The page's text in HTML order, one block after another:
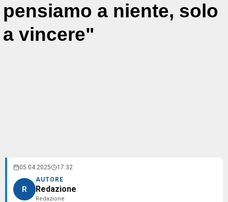
pensiamo a niente, solo
a vincere"
05.04.2025 17:32
R
AUTORE
Redazione
Redazione